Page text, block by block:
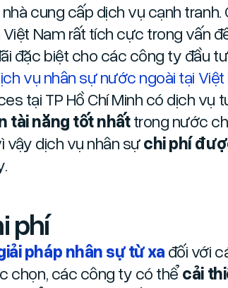
cung cấp dịch vụ cạnh tranh.
Nam rất tích cực trong vấn
đặc biệt cho các công ty đầu
vụ nhân sự nước ngoài tại Việt
tại TP Hồ Chí Minh có dịch vụ
tài năng tốt nhấttrong nước
vậy dịch vụ nhân sựchi phí
phí
pháp nhân sự từ xa đối với
chọn, các công ty có thểcải